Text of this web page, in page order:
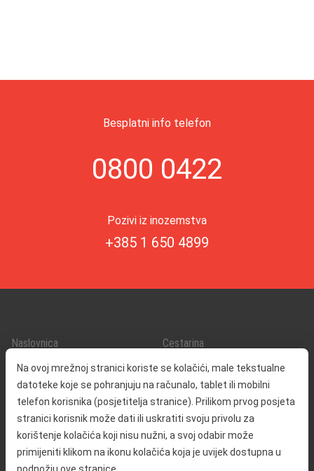
Na ovoj mrežnoj stranici koriste se kolačići, male tekstualne
datoteke koje se pohranjuju na računalo, tablet ili mobilni
telefon korisnika (posjetitelja stranice). Prilikom prvog posjeta
stranici korisnik može dati ili uskratiti svoju privolu za
korištenje kolačića koji nisu nužni, a svoj odabir može
primijeniti klikom na ikonu kolačića koja je uvijek dostupna u
Besplatni info telefon
0800 0422
Pozivi iz inozemstva
+385 1 650 4899
Naslovnica
O nama
Kontakt
Cestarina
Promet i sigurnost
Servisne informacije
Reklamacija
Javna nabava
Izjava o pristupačnosti